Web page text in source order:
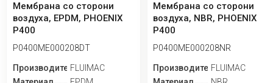
Мембрана со сторони
воздуха, EPDM, PHOENIX
P400
P0400ME000208DT
ПроизводительFLUIMAC
Мембрана со сторони
воздуха, NBR, PHOENIX
P400
P0400ME000208NR
ПроизводительFLUIMAC